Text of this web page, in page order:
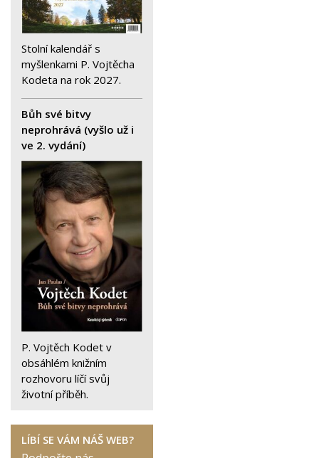
Stolní kalendář s
myšlenkami P. Vojtěcha
Kodeta na rok 2027.
Bůh své bitvy
neprohrává (vyšlo už i
ve 2. vydání)
P. Vojtěch Kodet v
obsáhlém knižním
rozhovoru líčí svůj
životní příběh.
LÍBÍ SE VÁM NÁŠ WEB?